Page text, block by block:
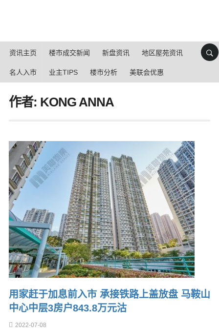
资讯主页 楼市成交新闻 新盘资讯 地区屋苑资讯
名人入市 业主TIPS 楼市分析 美联会优惠
作者: KONG ANNA
用家赶于加息前入市 承接铁路上盖放盘 马鞍山
中心中层3房户843.8万元沽
2022-07-08